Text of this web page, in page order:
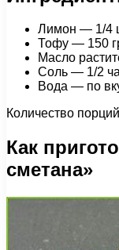
Лимон — 1/4
Тофу — 150
Масло
Соль — 1/2
Вода — по
Количество
Как
сметана»